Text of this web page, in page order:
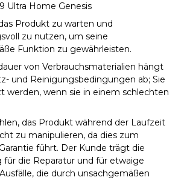
Ultra Home Genesis
Produkt zu warten und
zu nutzen, um seine
Funktion zu gewährleisten.
von Verbrauchsmaterialien hängt
und Reinigungsbedingungen ab; Sie
werden, wenn sie in einem schlechten
das Produkt während der Laufzeit
zu manipulieren, da dies zum
führt. Der Kunde trägt die
für die Reparatur und für etwaige
die durch unsachgemäßen